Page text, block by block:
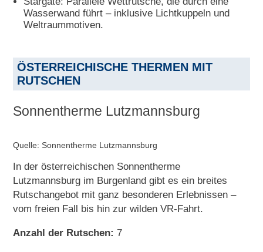
Wasserwand führt – inklusive Lichtkuppeln und
Weltraummotiven.
ÖSTERREICHISCHE THERMEN MIT
RUTSCHEN
Sonnentherme Lutzmannsburg
Quelle: Sonnentherme Lutzmannsburg
In der österreichischen Sonnentherme
Lutzmannsburg im Burgenland gibt es ein breites
Rutschangebot mit ganz besonderen Erlebnissen –
vom freien Fall bis hin zur wilden VR-Fahrt.
Anzahl der Rutschen: 7